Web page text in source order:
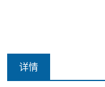
详情